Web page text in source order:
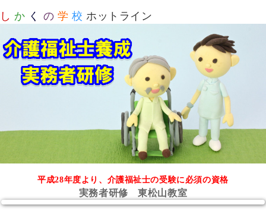
し か く の 学 校 ホットライン
平成28年度より、介護福祉士の受験に必須の資格
実務者研修 東松山教室